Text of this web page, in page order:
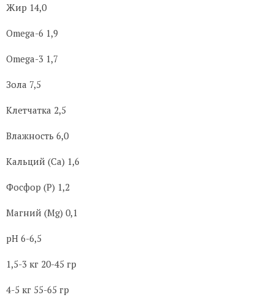
Жир 14,0
Omega-6 1,9
Omega-3 1,7
Зола 7,5
Клетчатка 2,5
Влажность 6,0
Кальций (Са) 1,6
Фосфор (P) 1,2
Магний (Mg) 0,1
pH 6-6,5
1,5-3 кг 20-45 гр
4-5 кг 55-65 гр